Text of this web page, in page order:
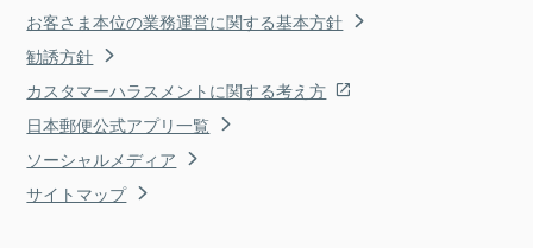
お客さま本位の業務運営に関する基本方針
勧誘方針
カスタマーハラスメントに関する考え方
日本郵便公式アプリ一覧
ソーシャルメディア
サイトマップ